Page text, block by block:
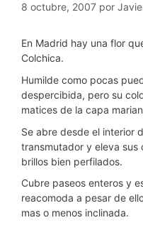
8 octubre, 2007 por
En Madrid hay una flor
Colchica.
Humilde como pocas
despercibida, pero su
matices de la capa
Se abre desde el interior
transmutador y eleva
brillos bien perfilados.
Cubre paseos enteros y
reacomoda a pesar de
mas o menos inclinada.